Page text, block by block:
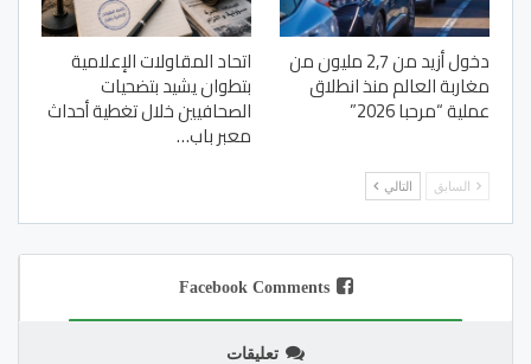
دخول أزيد من 2,7 مليون من
مغاربة العالم منذ انطلاق
عملية “مرحبا 2026”
اتحاد المقاولات الإعلامية
بتطوان يشيد بتضحيات
الصحافيين خلال تغطية أحداث
معبر باب…
السابق التالي
Facebook Comments
تعليقات